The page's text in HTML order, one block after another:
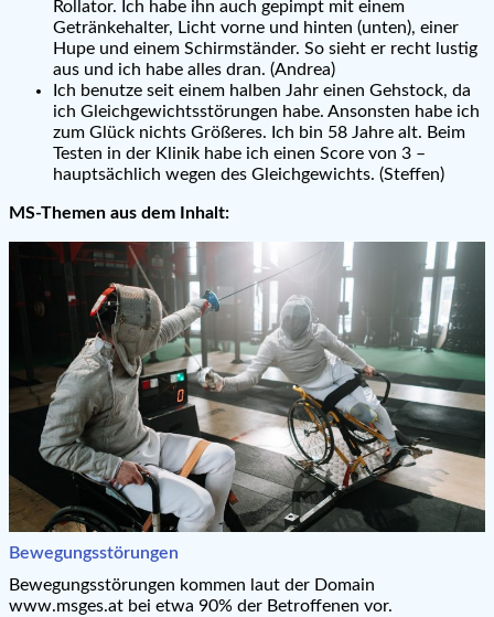
Rollator. Ich habe ihn auch gepimpt mit einem
Getränkehalter, Licht vorne und hinten (unten), einer
Hupe und einem Schirmständer. So sieht er recht lustig
aus und ich habe alles dran. (Andrea)
Ich benutze seit einem halben Jahr einen Gehstock, da
ich Gleichgewichtsstörungen habe. Ansonsten habe ich
zum Glück nichts Größeres. Ich bin 58 Jahre alt. Beim
Testen in der Klinik habe ich einen Score von 3 –
hauptsächlich wegen des Gleichgewichts. (Steffen)
MS-Themen aus dem Inhalt:
Bewegungsstörungen
Bewegungsstörungen kommen laut der Domain
www.msges.at bei etwa 90% der Betroffenen vor.